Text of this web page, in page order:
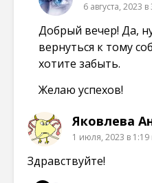
6 августа, 2023
Добрый вечер! Да,
вернуться к тому
хотите забыть.
Желаю успехов!
Яковлева
1 июля, 2023 в 1:19
Здравствуйте!